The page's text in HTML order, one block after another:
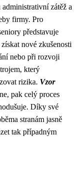
zátěž a
firmy. Pro
představuje
nové zkušenosti
nebo při rozvoji
který
rizika. Vzor
pak celý proces
Díky své
stranám jasně
tak případným